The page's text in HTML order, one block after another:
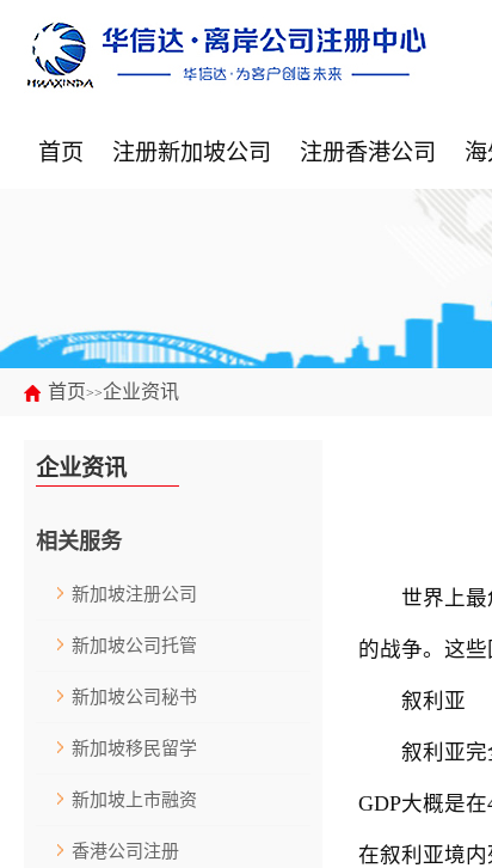
首页 注册新加坡公司 注册香港公司
首页>>企业资讯
企业资讯
相关服务
新加坡注册公司
新加坡公司托管
新加坡公司秘书
新加坡移民留学
新加坡上市融资
香港公司注册
世界上最危
的战争。这
叙利亚
叙利亚完全
GDP大概是
在叙利亚境